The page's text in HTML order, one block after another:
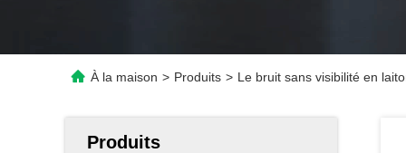
À la maison > Produits > Le bruit sans visibilité en
Produits